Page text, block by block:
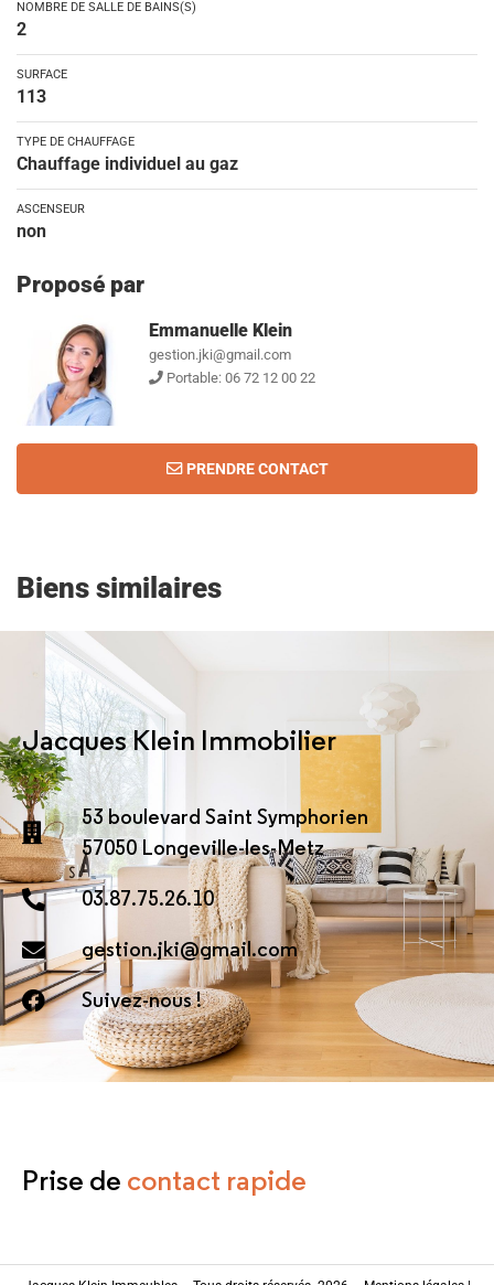
NOMBRE DE SALLE DE BAINS(S)
2
SURFACE
113
TYPE DE CHAUFFAGE
Chauffage individuel au gaz
ASCENSEUR
non
Proposé par
Emmanuelle Klein
gestion.jki@gmail.com
Portable: 06 72 12 00 22
PRENDRE CONTACT
Biens similaires
Jacques Klein Immobilier
53 boulevard Saint Symphorien
57050 Longeville-les-Metz
03.87.75.26.10
gestion.jki@gmail.com
Suivez-nous !
Prise de contact rapide